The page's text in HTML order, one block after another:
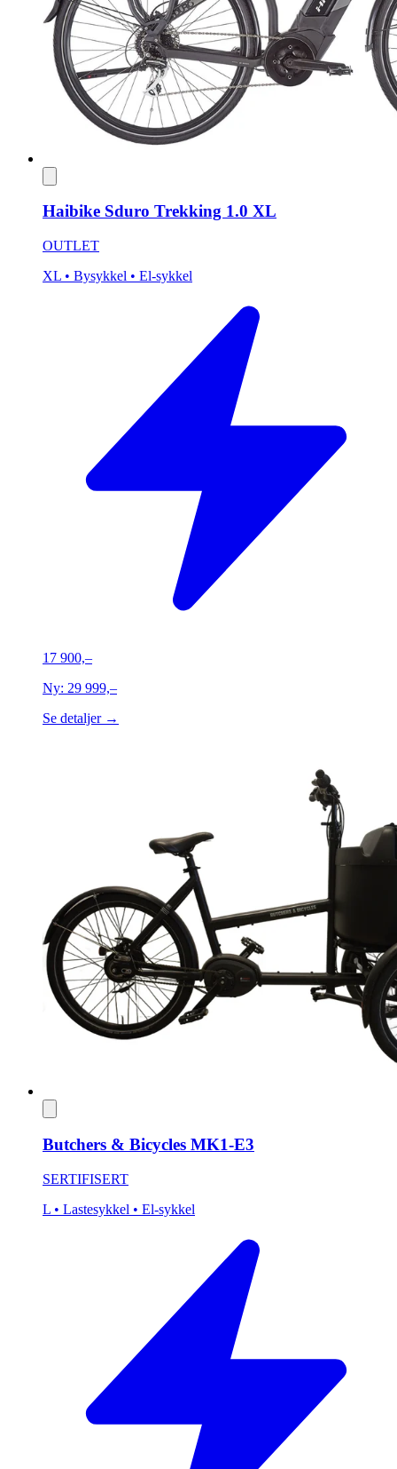
Haibike Sduro Trekking 1.0 XL
OUTLET
XL • Bysykkel • El-sykkel
17 900,–
Ny: 29 999,–
Se detaljer →
Butchers & Bicycles MK1-E3
SERTIFISERT
L • Lastesykkel • El-sykkel